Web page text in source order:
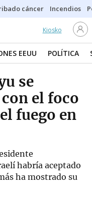
cáncer Incendios
Kiosko
EEUU POLÍTICA
se
el foco
fuego en
habría aceptado
ha mostrado su